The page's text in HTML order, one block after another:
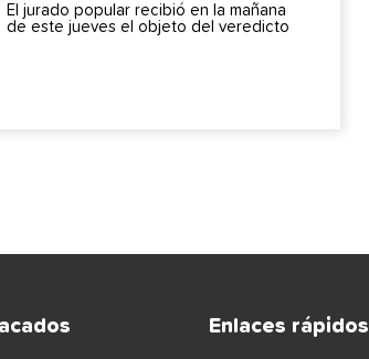
El jurado popular recibió en la mañana
de este jueves el objeto del veredicto
Enlaces rápidos